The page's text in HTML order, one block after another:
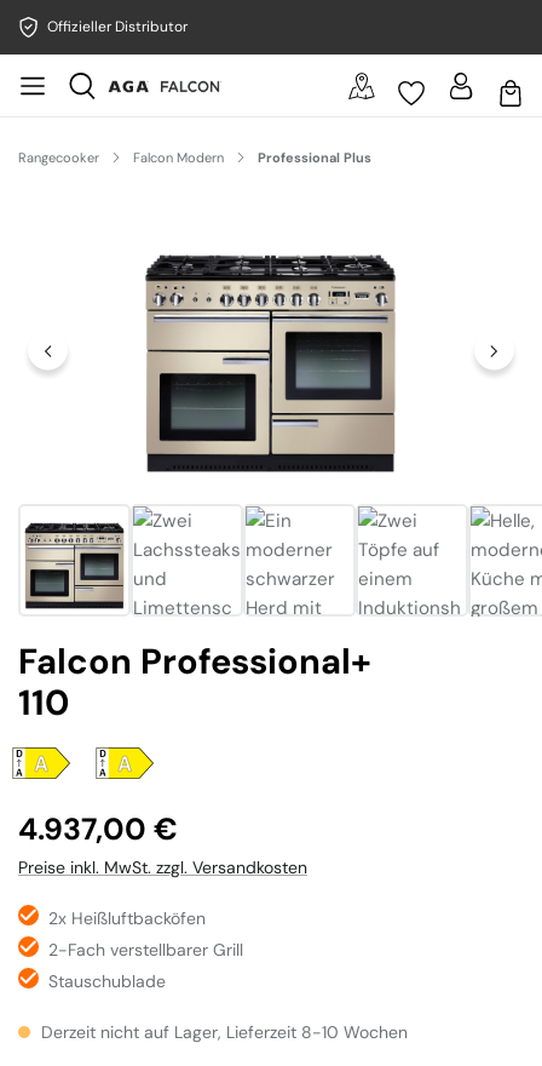
Offizieller Distributor
Rangecooker Falcon Modern Professional Plus
Falcon Professional+
110
Regulärer Preis:
4.937,00 €
Preise inkl. MwSt. zzgl. Versandkosten
2x Heißluftbacköfen
2-Fach verstellbarer Grill
Stauschublade
Derzeit nicht auf Lager, Lieferzeit 8-10 Wochen